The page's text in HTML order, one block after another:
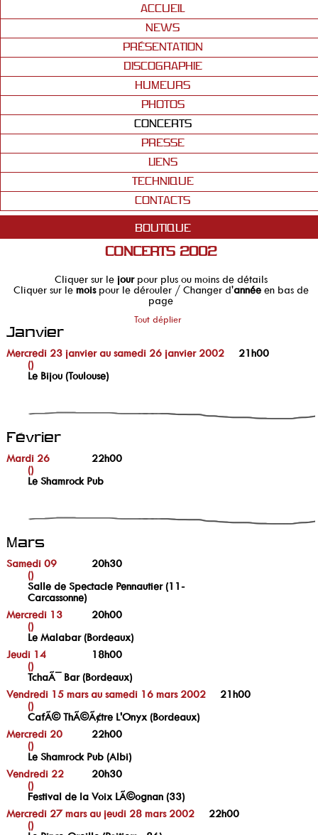
ACCUEIL
NEWS
PRÉSENTATION
DISCOGRAPHIE
HUMEURS
PHOTOS
CONCERTS
PRESSE
LIENS
TECHNIQUE
CONTACTS
BOUTIQUE
CONCERTS 2002
Cliquer sur le jourpour plus ou moins de détails
Cliquer sur le moispour le dérouler / Changer d'annéeen bas de
page
Tout déplier
Janvier
Mercredi 23 janvier au samedi 26 janvier 2002
21h00
()
Le Bijou (Toulouse)
Février
Mardi 26
22h00
()
Le Shamrock Pub
Mars
Samedi 09
20h30
()
Salle de Spectacle Pennautier (11-
Carcassonne)
Mercredi 13
20h00
()
Le Malabar (Bordeaux)
Jeudi 14
18h00
()
TchaÃ¯ Bar (Bordeaux)
Vendredi 15 mars au samedi 16 mars 2002
21h00
()
CafÃ© ThÃ©Ã¢tre L'Onyx (Bordeaux)
Mercredi 20
22h00
()
Le Shamrock Pub (Albi)
Vendredi 22
20h30
()
Festival de la Voix LÃ©ognan (33)
Mercredi 27 mars au jeudi 28 mars 2002
22h00
()